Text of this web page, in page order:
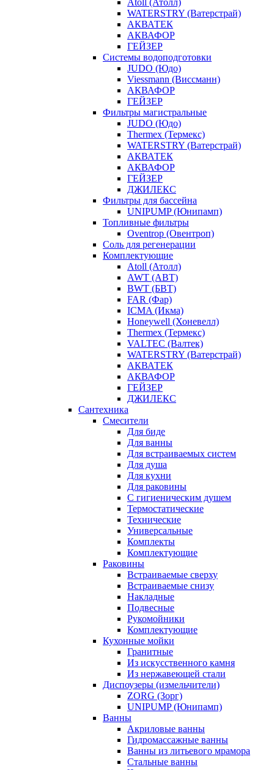
Atoll (Атолл)
WATERSTRY (Ватерстрай)
АКВАТЕК
АКВАФОР
ГЕЙЗЕР
Системы водоподготовки
JUDO (Юдо)
Viessmann (Виссманн)
АКВАФОР
ГЕЙЗЕР
Фильтры магистральные
JUDO (Юдо)
Thermex (Термекс)
WATERSTRY (Ватерстрай)
АКВАТЕК
АКВАФОР
ГЕЙЗЕР
ДЖИЛЕКС
Фильтры для бассейна
UNIPUMP (Юнипамп)
Топливные фильтры
Oventrop (Овентроп)
Соль для регенерации
Комплектующие
Atoll (Атолл)
AWT (АВТ)
BWT (БВТ)
FAR (Фар)
ICMA (Икма)
Honeywell (Хоневелл)
Thermex (Термекс)
VALTEC (Валтек)
WATERSTRY (Ватерстрай)
АКВАТЕК
АКВАФОР
ГЕЙЗЕР
ДЖИЛЕКС
Сантехника
Смесители
Для биде
Для ванны
Для встраиваемых систем
Для душа
Для кухни
Для раковины
С гигиеническим душем
Термостатические
Технические
Универсальные
Комплекты
Комплектующие
Раковины
Встраиваемые сверху
Встраиваемые снизу
Накладные
Подвесные
Рукомойники
Комплектующие
Кухонные мойки
Гранитные
Из искусственного камня
Из нержавеющей стали
Диспоузеры (измельчители)
ZORG (Зорг)
UNIPUMP (Юнипамп)
Ванны
Акриловые ванны
Гидромассажные ванны
Ванны из литьевого мрамора
Стальные ванны